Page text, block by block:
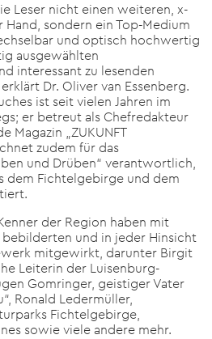
Leser nicht einen weiteren, x-
sondern ein Top-Medium
und optisch hochwertig
ausgewählten
interessant zu lesenden
Dr. Oliver van Essenberg.
ist seit vielen Jahren im
er betreut als Chefredakteur
Magazin „ZUKUNFT
zudem für das
und Drüben“ verantwortlich,
dem Fichtelgebirge und dem
der Region haben mit
und in jeder Hinsicht
mitgewirkt, darunter Birgit
Leiterin der Luisenburg-
Gomringer, geistiger Vater
Ronald Ledermüller,
Fichtelgebirge,
sowie viele andere mehr.